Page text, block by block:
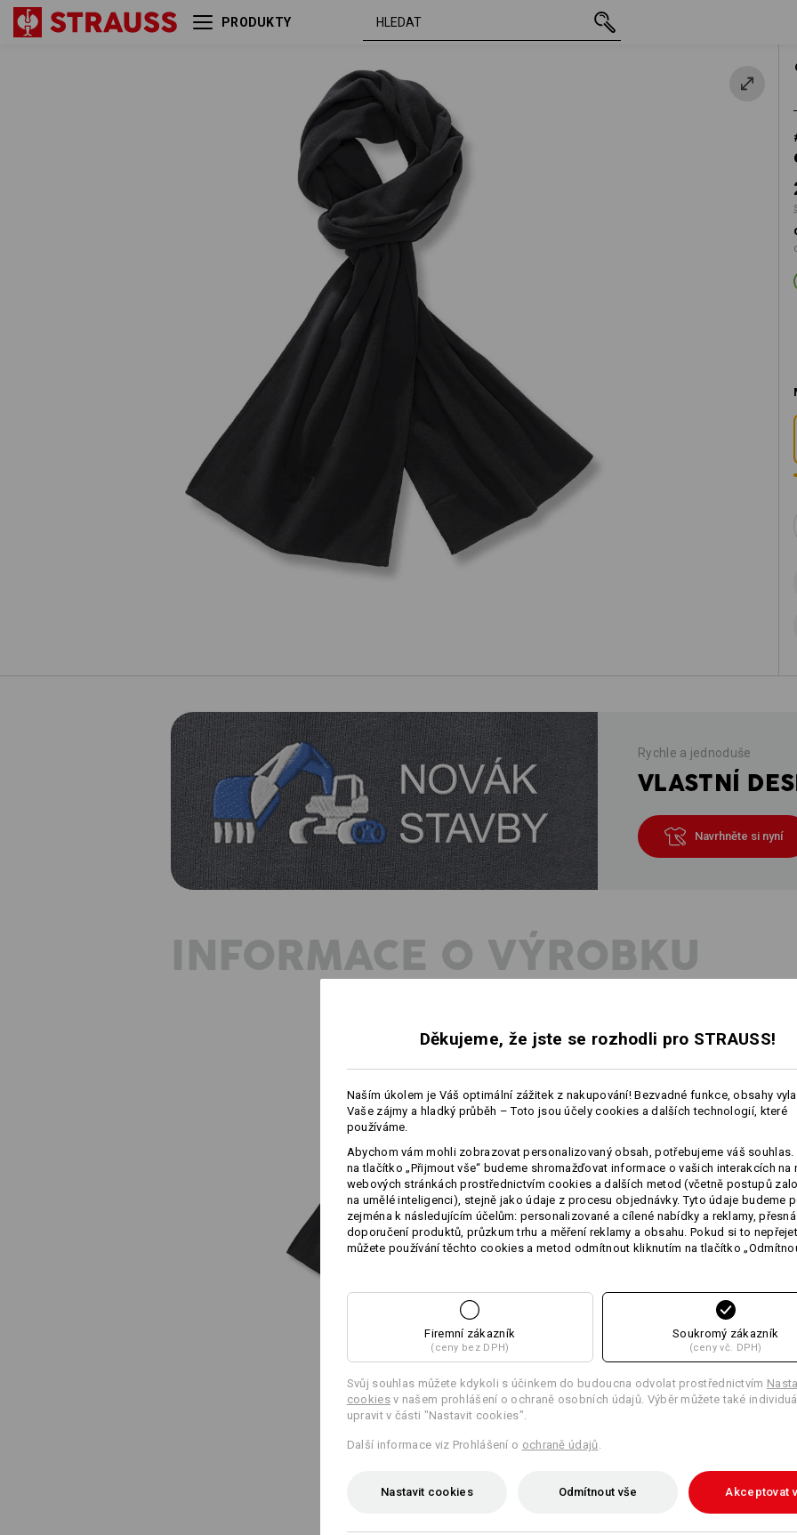
PRODUKTY
e.s. FIBERTWIN® microfleece
černá 258,94 Kč
Rychle a jednoduše
VLASTNÍ
Navrhněte si nyní
INFORMACE O VÝROBKU
Hřejivé, příjemné lehké fleecové
laserovou gravurou a z příjemně
Rozměry: cca.190 x 25 cm
Materiál:
Svrchní materiál 100% Polyester
Pokyny pro péči:
Perte v pračce na 30 °C
Sušte v sušičce na nízkou
Personalizace:
Vlastní návrh
Děkujeme, že jste se rozhodli pro STRAUSS!
Naším úkolem je Váš optimální zážitek z nakupování! Bezvadné funkce, obsahy
Vaše zájmy a hladký průběh – Toto jsou účely cookies a dalších technologií, které
používáme.
Abychom vám mohli zobrazovat personalizovaný obsah, potřebujeme váš souhlas.
na tlačítko „Přijmout vše“ budeme shromažďovat informace o vašich interakcích na
webových stránkách prostřednictvím cookies a dalších metod (včetně postupů
na umělé inteligenci), stejně jako údaje z procesu objednávky. Tyto údaje budeme
zejména k následujícím účelům: personalizované a cílené nabídky a reklamy, přesná
doporučení produktů, průzkum trhu a měření reklamy a obsahu. Pokud si to
můžete používání těchto cookies a metod odmítnout kliknutím na tlačítko
Firemní zákazník
(ceny bez DPH)
Soukromý zákazník
(ceny vč. DPH)
Svůj souhlas můžete kdykoli s účinkem do budoucna odvolat prostřednictvím
cookiesv našem prohlášení o ochraně osobních údajů. Výběr můžete také
upravit v části "Nastavit cookies".
Další informace viz Prohlášení o ochraně údajů
Nastavit cookies Odmítnout vše Akceptovat